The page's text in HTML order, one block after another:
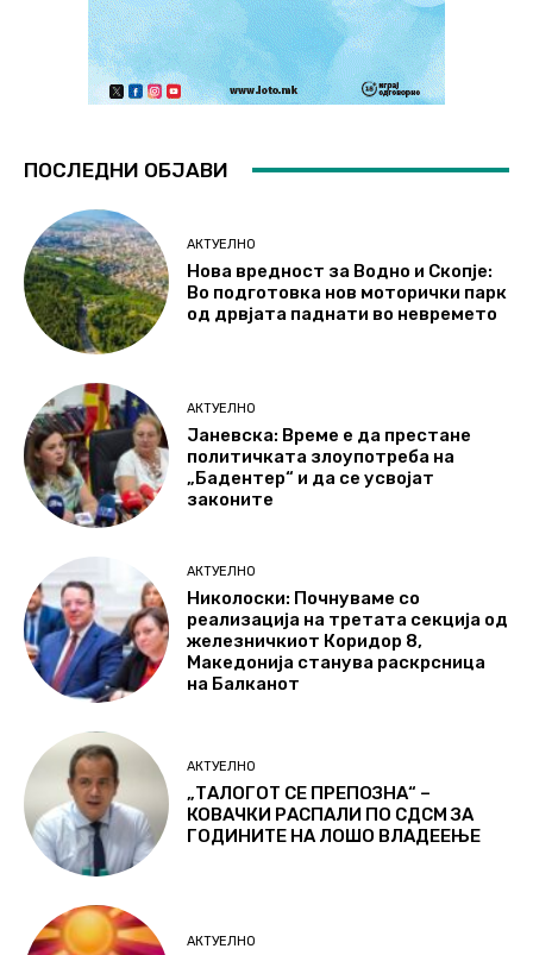
ПОСЛЕДНИ ОБЈАВИ
АКТУЕЛНО
Нова вредност за Водно и Скопје:
Во подготовка нов моторички парк
од дрвјата паднати во невремето
АКТУЕЛНО
Јаневска: Време е да престане
политичката злоупотреба на
„Бадентер“ и да се усвојат
законите
АКТУЕЛНО
Николоски: Почнуваме со
реализација на третата секција од
железничкиот Коридор 8,
Македонија станува раскрсница
на Балканот
АКТУЕЛНО
„ТАЛОГОТ СЕ ПРЕПОЗНА“ –
КОВАЧКИ РАСПАЛИ ПО СДСМ ЗА
ГОДИНИТЕ НА ЛОШО ВЛАДЕЕЊЕ
АКТУЕЛНО